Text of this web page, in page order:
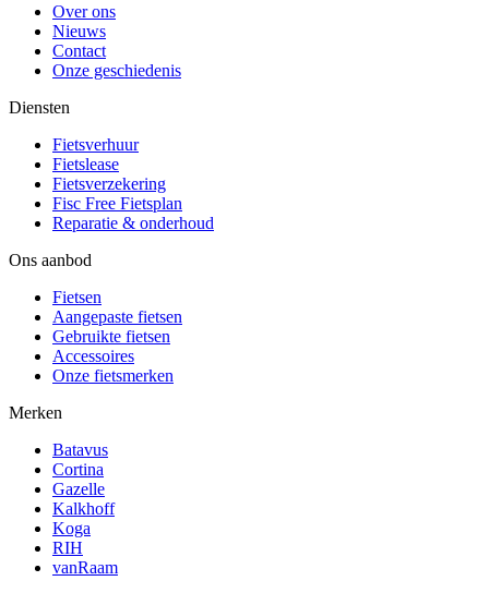
Over ons
Nieuws
Contact
Onze geschiedenis
Diensten
Fietsverhuur
Fietslease
Fietsverzekering
Fisc Free Fietsplan
Reparatie & onderhoud
Ons aanbod
Fietsen
Aangepaste fietsen
Gebruikte fietsen
Accessoires
Onze fietsmerken
Merken
Batavus
Cortina
Gazelle
Kalkhoff
Koga
RIH
vanRaam